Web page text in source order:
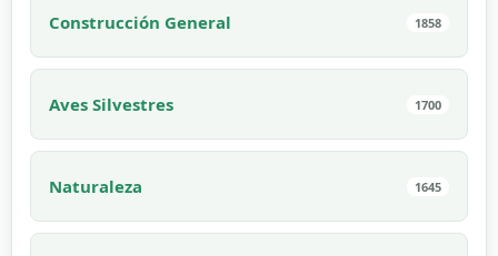
Construcción General 1858
Aves Silvestres 1700
Naturaleza 1645